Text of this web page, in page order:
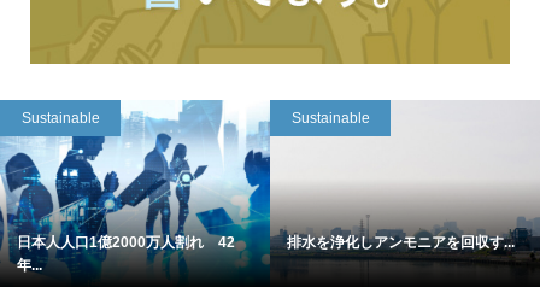
Sustainable
日本人人口1億2000万人割れ 42
年...
Sustainable
排水を浄化しアンモニアを回収す...